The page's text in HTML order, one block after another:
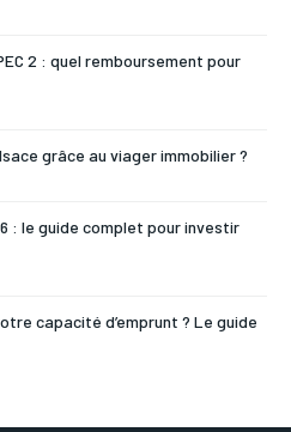
2 : quel remboursement pour
grâce au viager immobilier ?
: le guide complet pour investir
capacité d’emprunt ? Le guide